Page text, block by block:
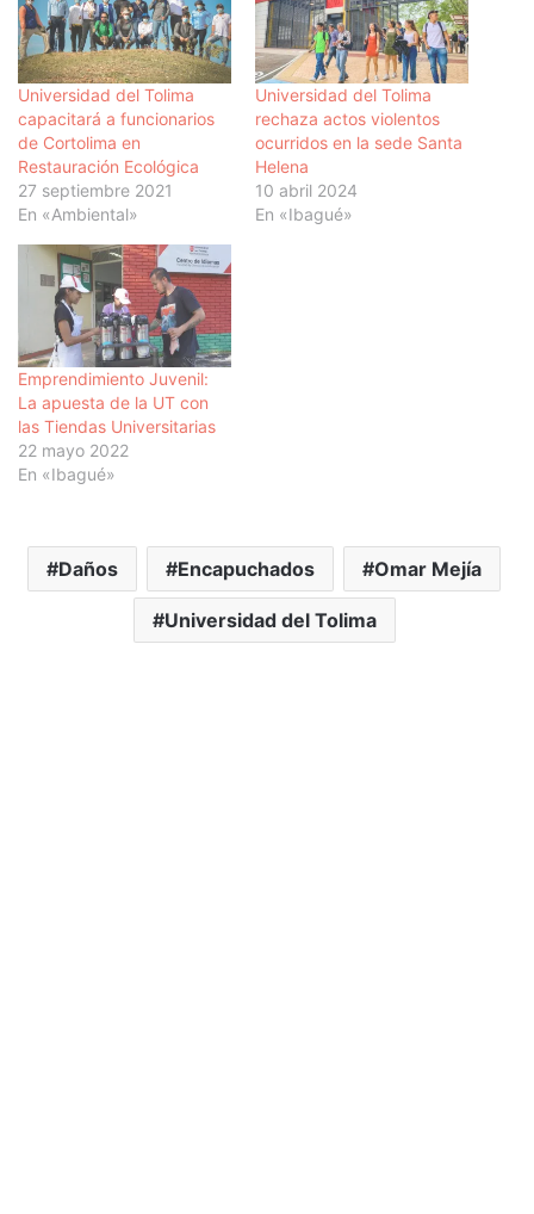
Universidad del Tolima
capacitará a funcionarios
de Cortolima en
Restauración Ecológica
27 septiembre 2021
En «Ambiental»
Universidad del Tolima
rechaza actos violentos
ocurridos en la sede Santa
Helena
10 abril 2024
En «Ibagué»
Emprendimiento Juvenil:
La apuesta de la UT con
las Tiendas Universitarias
22 mayo 2022
En «Ibagué»
Daños Encapuchados Omar Mejía
Universidad del Tolima